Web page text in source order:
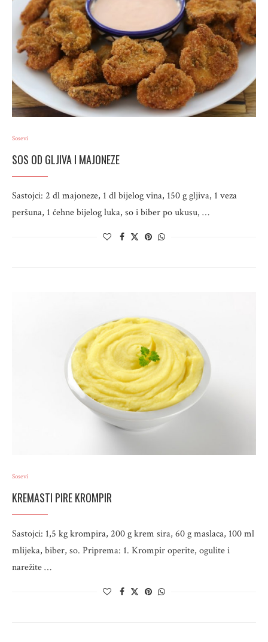
Sosevi
SOS OD GLJIVA I MAJONEZE
Sastojci: 2 dl majoneze, 1 dl bijelog vina, 150 g gljiva, 1 veza
peršuna, 1 čehne bijelog luka, so i biber po ukusu, …
Sosevi
KREMASTI PIRE KROMPIR
Sastojci: 1,5 kg krompira, 200 g krem sira, 60 g maslaca, 100 ml
mlijeka, biber, so. Priprema: 1. Krompir operite, ogulite i
narežite …